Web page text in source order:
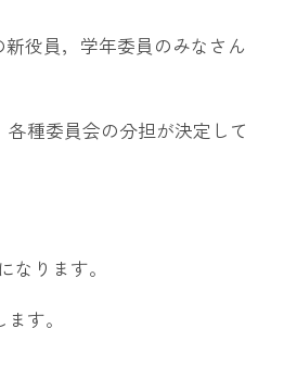
新役員，学年委員のみなさん
種委員会の分担が決定して
なります。
す。